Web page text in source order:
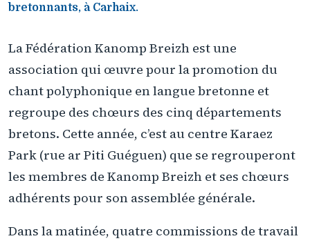
bretonnants, à Carhaix.
La Fédération Kanomp Breizh est une
association qui œuvre pour la promotion du
chant polyphonique en langue bretonne et
regroupe des chœurs des cinq départements
bretons. Cette année, c’est au centre Karaez
Park (rue ar Piti Guéguen) que se regrouperont
les membres de Kanomp Breizh et ses chœurs
adhérents pour son assemblée générale.
Dans la matinée, quatre commissions de travail